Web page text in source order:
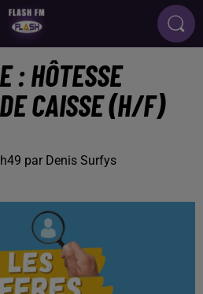
: HÔTESSE
CAISSE (H/F)
par Denis Surfys